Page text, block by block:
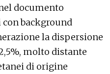
documento
background
la dispersione
molto distante
di origine